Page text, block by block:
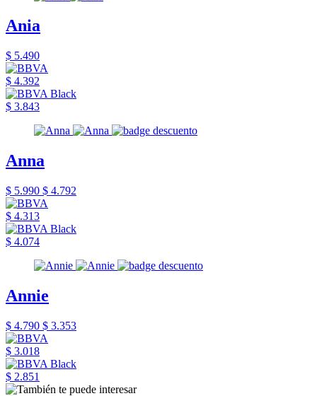
Ania
$ 5.490
$ 4.392
$ 3.843
Anna
$ 5.990 $ 4.792
$ 4.313
$ 4.074
Annie
$ 4.790 $ 3.353
$ 3.018
$ 2.851